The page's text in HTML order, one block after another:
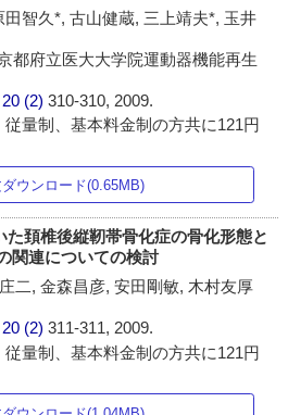
智久*, 古山健蔵, 三上靖夫*, 玉井
都府立医大大学院運動器機能再生
20 (2)310-310, 2009.
量制、基本料金制の方共に121円
ウンロード(0.65MB)
た頚椎後縦靭帯骨化症の骨化形態と
関連についての検討
二, 金森昌彦, 安田剛敏, 木村友厚
20 (2)311-311, 2009.
量制、基本料金制の方共に121円